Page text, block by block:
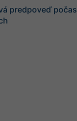
predpoveď